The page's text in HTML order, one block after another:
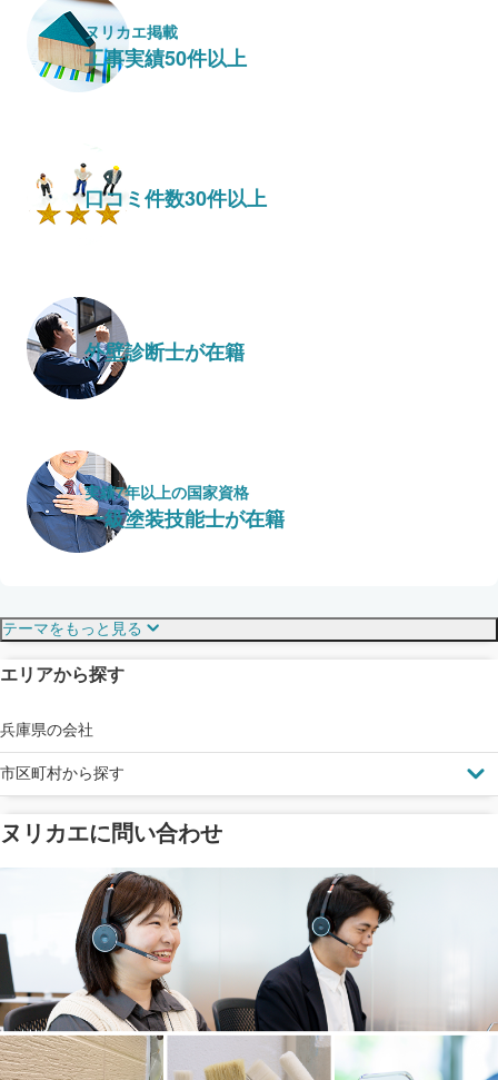
ヌリカエ掲載
工事実績50件以上
口コミ件数30件以上
外壁診断士が在籍
実績7年以上の国家資格
一級塗装技能士が在籍
塗料の​品質を​保証
メーカー保証
工事保険
見えにくい屋根も安心
ドローン診断
省エネ効果
断熱・遮熱塗料対応
雨漏り修繕
テーマをもっと見る
エリアから探す
兵庫県の会社
市区町村から探す
ヌリカエに問い合わせ